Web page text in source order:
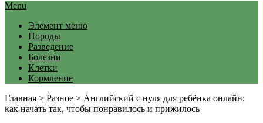
Menu
Элемент меню
Породы
Разведение
Болезни
Клетки
Кормление
Главная > Разное > Английский с нуля для ребёнка онлайн:
как начать так, чтобы понравилось и прижилось